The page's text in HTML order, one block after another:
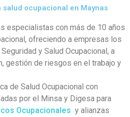
ocupacional en Maynas
especialistas con más de 10 años
ofreciendo a empresas los
y Salud Ocupacional, a
gestión de riesgos en el trabajo y
de Salud Ocupacional con
por el Minsa y Digesa para
Ocupacionales y alianzas